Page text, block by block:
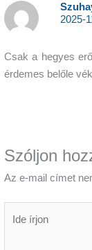
2025-
Csak a hegyes
érdemes belőle
Szóljon
Az e-mail címet